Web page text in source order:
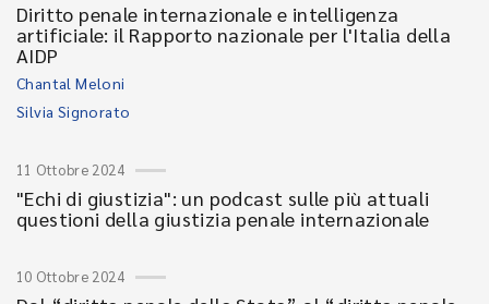
Diritto penale internazionale e intelligenza
artificiale: il Rapporto nazionale per l'Italia della
AIDP
Chantal Meloni
Silvia Signorato
11 Ottobre 2024
"Echi di giustizia": un podcast sulle più attuali
questioni della giustizia penale internazionale
10 Ottobre 2024